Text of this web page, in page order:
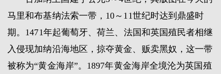
马里和布基纳法索一带，10～11世纪时达到鼎盛时
期。1471年起葡萄牙、荷兰、法国和英国殖民者相继
入侵现加纳沿海地区，掠夺黄金、贩卖黑奴，这一带
被称为“黄金海岸”。1897年黄金海岸全境沦为英国殖